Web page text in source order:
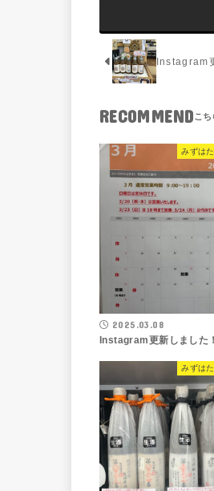
Instagram
RECOMMEND
みずは
2025.03.08
Instagram更新しました！
みずは